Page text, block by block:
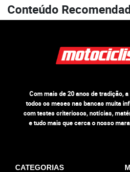
Conteúdo
Com mais de 20 anos de tradição,
todos os meses nas bancas muita
com testes criteriosos, notícias,
e tudo mais que cerca o nosso
CATEGORIAS